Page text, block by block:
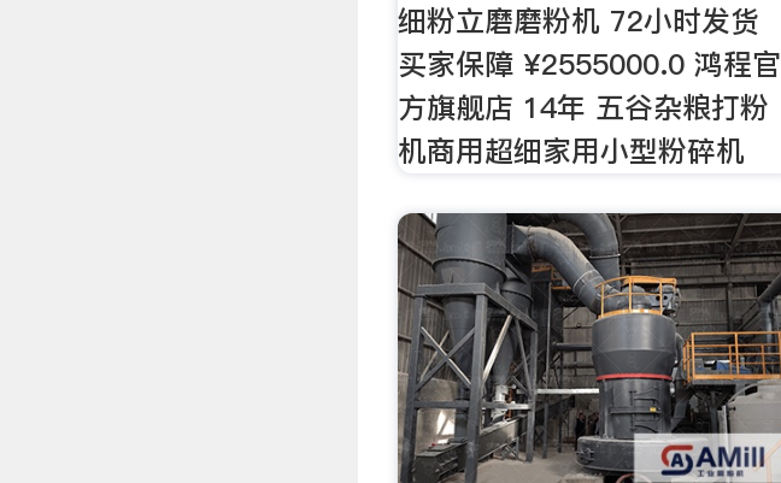
细粉立磨磨粉机 72小时发货
买家保障 ¥2555000.0 鸿程官
方旗舰店 14年 五谷杂粮打粉
机商用超细家用小型粉碎机